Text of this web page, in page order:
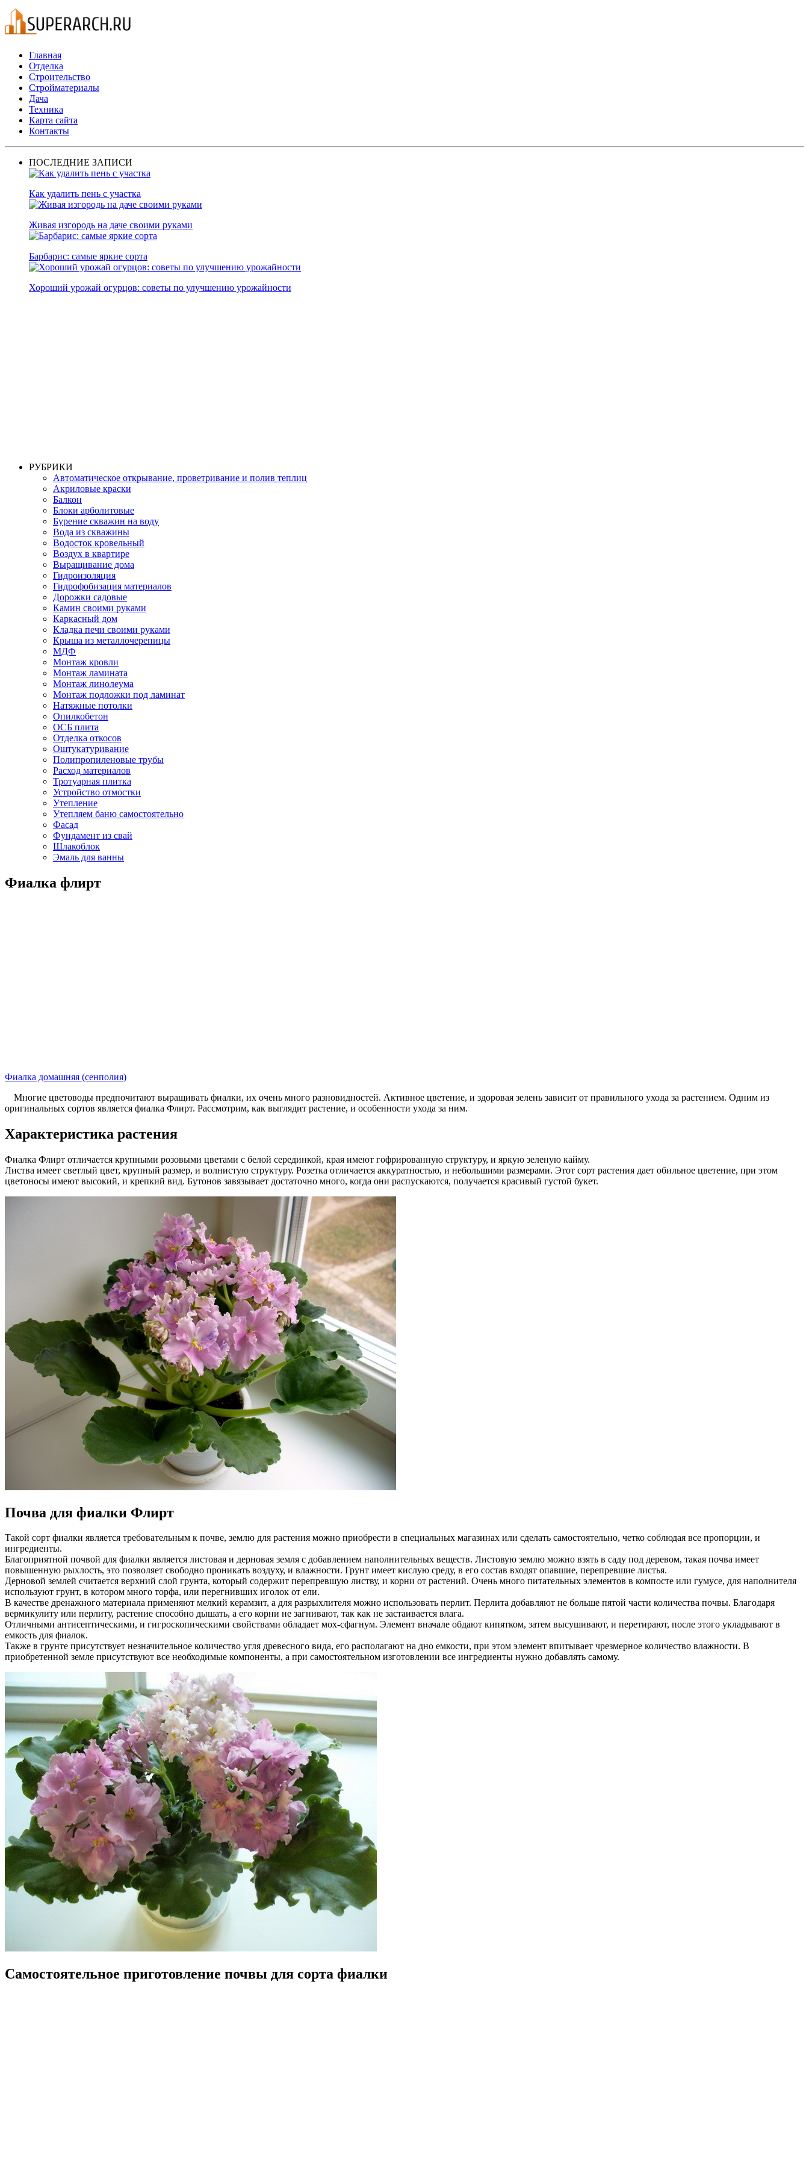
Главная
Отделка
Строительство
Стройматериалы
Дача
Техника
Карта сайта
Контакты
ПОСЛЕДНИЕ ЗАПИСИ
Как удалить пень с участка
Живая изгородь на даче своими руками
Барбарис: самые яркие сорта
Хороший урожай огурцов: советы по улучшению урожайности
РУБРИКИ
Автоматическое открывание, проветривание и полив теплиц
Акриловые краски
Балкон
Блоки арболитовые
Бурение скважин на воду
Вода из скважины
Водосток кровельный
Воздух в квартире
Выращивание дома
Гидроизоляция
Гидрофобизация материалов
Дорожки садовые
Камин своими руками
Каркасный дом
Кладка печи своими руками
Крыша из металлочерепицы
МДФ
Монтаж кровли
Монтаж ламината
Монтаж линолеума
Монтаж подложки под ламинат
Натяжные потолки
Опилкобетон
ОСБ плита
Отделка откосов
Оштукатуривание
Полипропиленовые трубы
Расход материалов
Тротуарная плитка
Устройство отмостки
Утепление
Утепляем баню самостоятельно
Фасад
Фундамент из свай
Шлакоблок
Эмаль для ванны
Фиалка флирт
Фиалка домашняя (сенполия)
Многие цветоводы предпочитают выращивать фиалки, их очень много разновидностей. Активное цветение, и здоровая зелень зависит от правильного ухода за растением. Одним из
оригинальных сортов является фиалка Флирт. Рассмотрим, как выглядит растение, и особенности ухода за ним.
Характеристика растения
Фиалка Флирт отличается крупными розовыми цветами с белой серединкой, края имеют гофрированную структуру, и яркую зеленую кайму.
Листва имеет светлый цвет, крупный размер, и волнистую структуру. Розетка отличается аккуратностью, и небольшими размерами. Этот сорт растения дает обильное цветение, при этом
цветоносы имеют высокий, и крепкий вид. Бутонов завязывает достаточно много, когда они распускаются, получается красивый густой букет.
Почва для фиалки Флирт
Такой сорт фиалки является требовательным к почве, землю для растения можно приобрести в специальных магазинах или сделать самостоятельно, четко соблюдая все пропорции, и
ингредиенты.
Благоприятной почвой для фиалки является листовая и дерновая земля с добавлением наполнительных веществ. Листовую землю можно взять в саду под деревом, такая почва имеет
повышенную рыхлость, это позволяет свободно проникать воздуху, и влажности. Грунт имеет кислую среду, в его состав входят опавшие, перепревшие листья.
Дерновой землей считается верхний слой грунта, который содержит перепревшую листву, и корни от растений. Очень много питательных элементов в компосте или гумусе, для наполнителя
используют грунт, в котором много торфа, или перегнивших иголок от ели.
В качестве дренажного материала применяют мелкий керамзит, а для разрыхлителя можно использовать перлит. Перлита добавляют не больше пятой части количества почвы. Благодаря
вермикулиту или перлиту, растение способно дышать, а его корни не загнивают, так как не застаивается влага.
Отличными антисептическими, и гигроскопическими свойствами обладает мох-сфагнум. Элемент вначале обдают кипятком, затем высушивают, и перетирают, после этого укладывают в
емкость для фиалок.
Также в грунте присутствует незначительное количество угля древесного вида, его располагают на дно емкости, при этом элемент впитывает чрезмерное количество влажности. В
приобретенной земле присутствуют все необходимые компоненты, а при самостоятельном изготовлении все ингредиенты нужно добавлять самому.
Самостоятельное приготовление почвы для сорта фиалки